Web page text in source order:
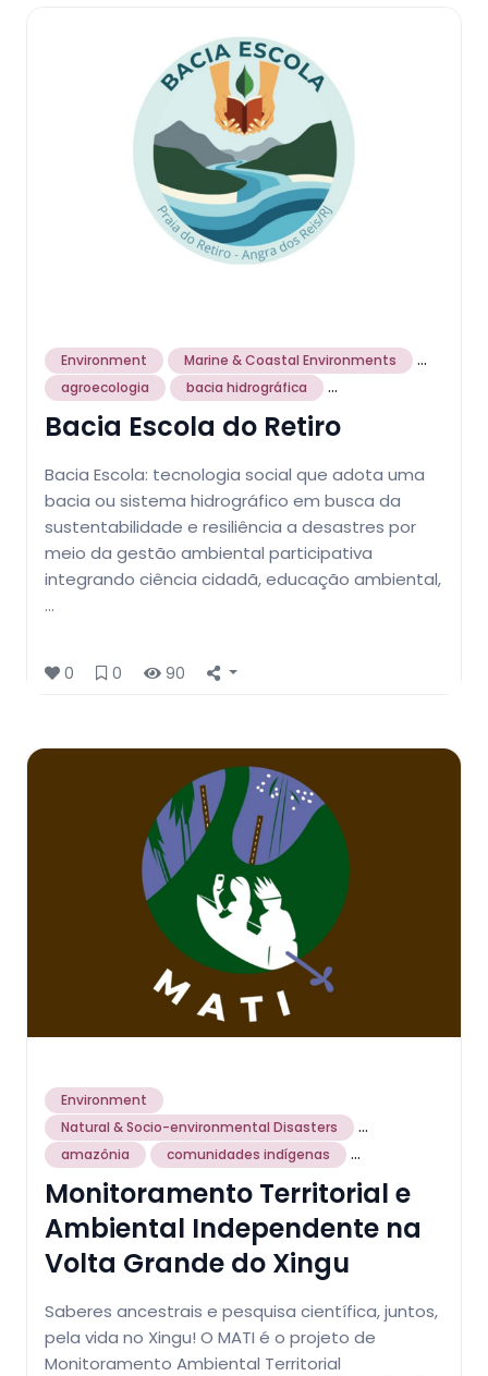
Environment Marine & Coastal Environments ...
agroecologia bacia hidrográfica ...
Bacia Escola do Retiro
Bacia Escola: tecnologia social que adota uma
bacia ou sistema hidrográfico em busca da
sustentabilidade e resiliência a desastres por
meio da gestão ambiental participativa
integrando ciência cidadã, educação ambiental,
…
0 0 90
Environment
Natural & Socio-environmental Disasters
...
amazônia comunidades indígenas ...
Monitoramento Territorial e
Ambiental Independente na
Volta Grande do Xingu
Saberes ancestrais e pesquisa científica, juntos,
pela vida no Xingu! O MATI é o projeto de
Monitoramento Ambiental Territorial